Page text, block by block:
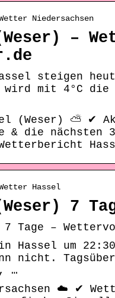
Niedersachsen
–
steigen
mit 4°C
(Weser) ⛅ ✔
& die nächsten
Hassel
7
7 Tage –
Hassel um
nicht.
…
☁️ ✔